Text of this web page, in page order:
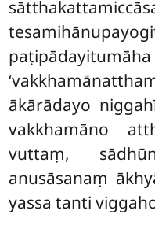
paṭipādayitumāha
ākārādayo
vakkhamāno
vuttaṃ,
anusāsanaṃ
yassa tanti